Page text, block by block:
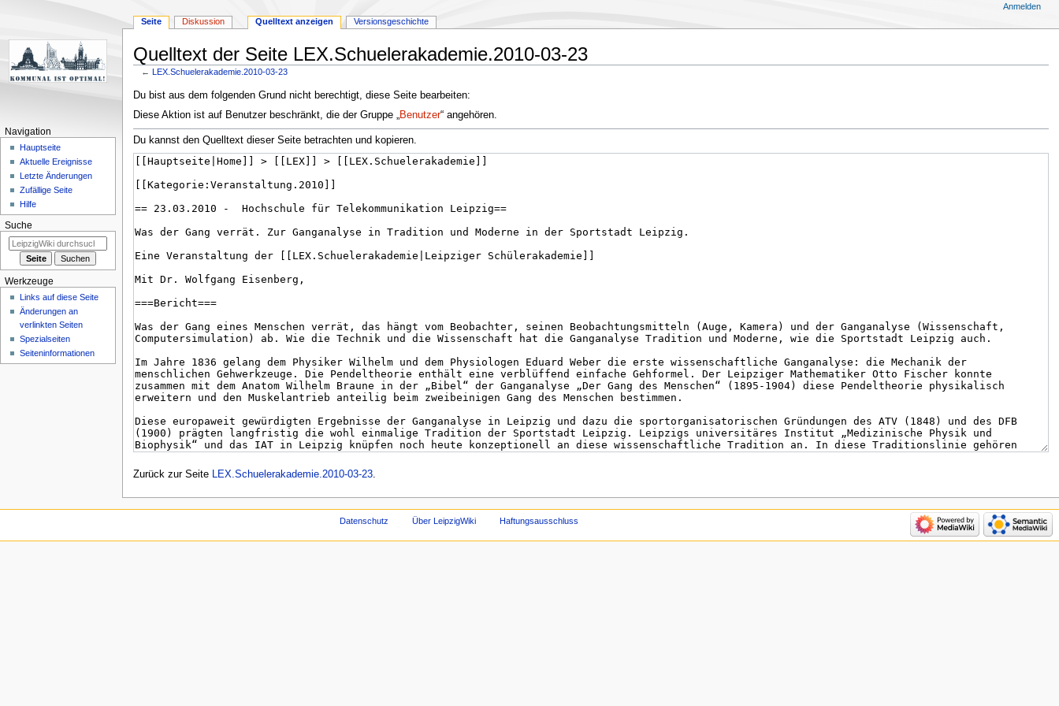
Quelltext der Seite LEX.Schuelerakademie.2010-03-23
← LEX.Schuelerakademie.2010-03-23
Zur
Navigation
Zur
Suche
Du bist aus dem folgenden Grund nicht berechtigt, diese Seite bearbeiten:
Diese Aktion ist auf Benutzer beschränkt, die der Gruppe „Benutzer“ angehören.
Du kannst den Quelltext dieser Seite betrachten und kopieren.
Zurück zur Seite LEX.Schuelerakademie.2010-03-23.
Seite Diskussion Quelltext anzeigen Versionsgeschichte
Anmelden
Navigation
Hauptseite
Aktuelle Ereignisse
Letzte Änderungen
Zufällige Seite
Hilfe
Suche
Werkzeuge
Links auf diese Seite
Änderungen an
verlinkten Seiten
Spezialseiten
Seiten­informationen
Datenschutz Über LeipzigWiki Haftungsausschluss